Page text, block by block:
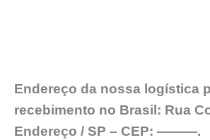
Endereço da nossa logística
recebimento no Brasil: Rua
Endereço / SP – CEP: ———.